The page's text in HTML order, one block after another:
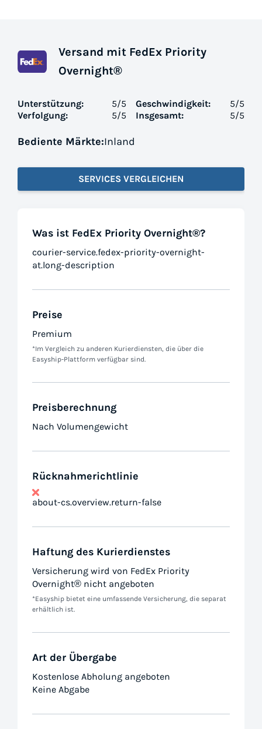
Versand mit FedEx Priority
Overnight®
Unterstützung: 5/5
Verfolgung:
5/5
Geschwindigkeit: 5/5
Insgesamt:
5/5
Bediente Märkte:Inland
SERVICES VERGLEICHEN
Was ist FedEx Priority Overnight®?
courier-service.fedex-priority-overnight-
at.long-description
Preise
Premium
*Im Vergleich zu anderen Kurierdiensten, die über die
Easyship-Plattform verfügbar sind.
Preisberechnung
Nach Volumengewicht
Rücknahmerichtlinie
about-cs.overview.return-false
Haftung des Kurierdienstes
Versicherung wird von FedEx Priority
Overnight® nicht angeboten
*Easyship bietet eine umfassende Versicherung, die separat
erhältlich ist.
Art der Übergabe
Kostenlose Abholung angeboten
Keine Abgabe